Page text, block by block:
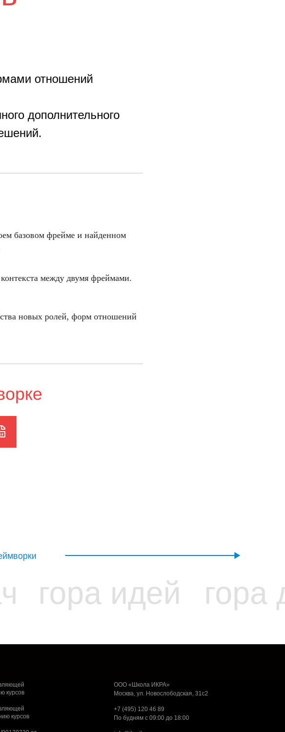
отношений
дополнительного
базовом фрейме и найденном
между двумя фреймами.
новых ролей, форм отношений
гора идей гора
курсов
курсов
ООО «Школа ИКРА»
Москва, ул. Новослободская, 31с2
+7 (495) 120 46 89
По будням с 09:00 до 18:00